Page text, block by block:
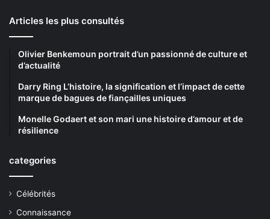
Articles les plus consultés
Olivier Benkemoun portrait d’un passionné de culture et
d’actualité
Darry Ring L’histoire, la signification et l’impact de cette
marque de bagues de fiançailles uniques
Monelle Godaert et son mari une histoire d’amour et de
résilience
categories
Célébrités
Connaissance